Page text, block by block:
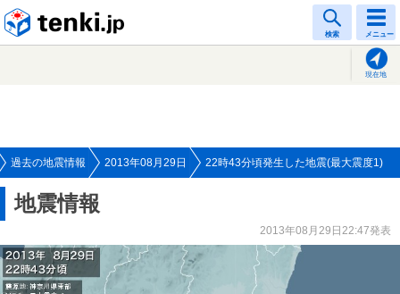
検索 メニュー
現在地
過去の地震情報 2013年08月29日 22時43分頃発生した地震(最大震度1)
地震情報
2013年08月29日22:47発表